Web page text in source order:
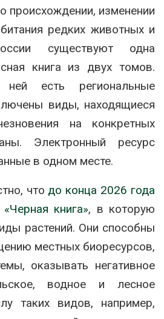
происхождении, изменении
редких животных и
существуют одна
книга из двух томов.
есть региональные
виды, находящиеся
на конкретных
Электронный ресурс
в одном месте.
что до конца 2026 года
книга», в которую
растений. Они способны
местных биоресурсов,
оказывать негативное
водное и лесное
таких видов, например,